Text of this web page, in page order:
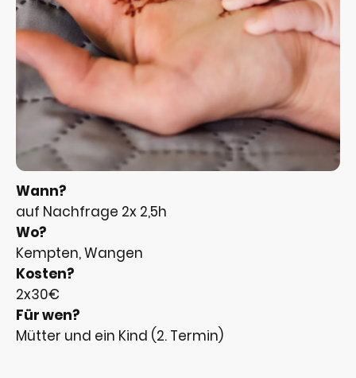
Wann?
auf Nachfrage 2x 2,5h
Wo?
Kempten, Wangen
Kosten?
2x30€
Für wen?
Mütter und ein Kind (2. Termin)